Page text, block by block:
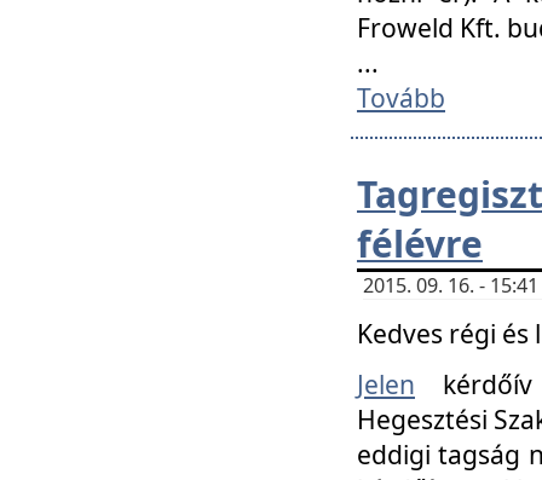
Froweld Kft.
...
Tovább
félévre
2015. 09. 16. -
Kedves régi
Jelen
Hegesztési
eddigi tagság